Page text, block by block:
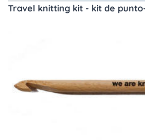
Travel knitting kit - kit de